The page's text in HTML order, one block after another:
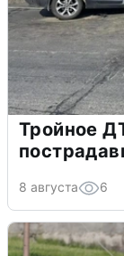
Тройное
8 августа 6